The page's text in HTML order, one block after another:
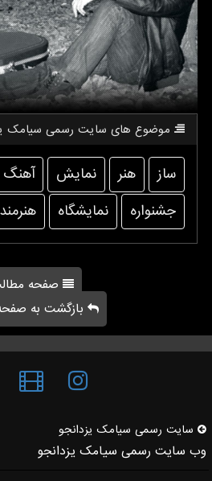
موضوع های سایت رسمی سیامك
ساز هنر نمایش آهنگ
جشنواره
نمایشگاه هنرمند
صفحه
بازگشت به
سایت رسمی سیامك یزدانجو
وب سایت رسمی سیامک یزدانجو